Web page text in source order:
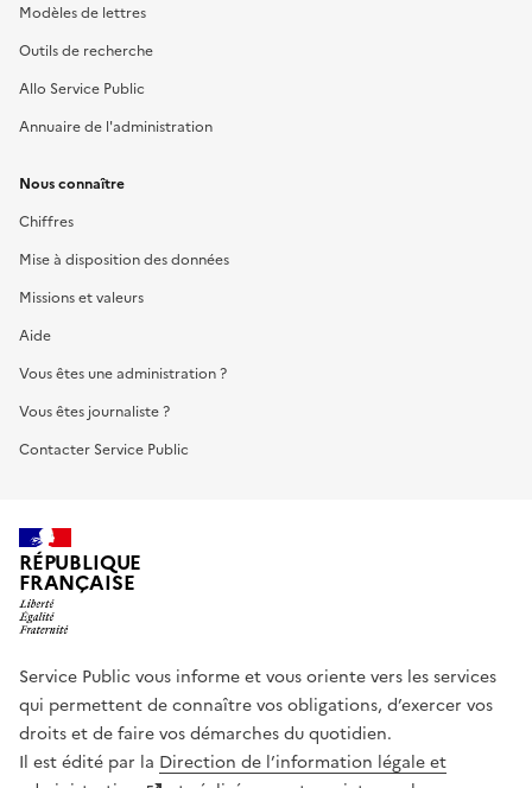
Modèles de lettres
Outils de recherche
Allo Service Public
Annuaire de l'administration
Nous connaître
Chiffres
Mise à disposition des données
Missions et valeurs
Aide
Vous êtes une administration ?
Vous êtes journaliste ?
Contacter Service Public
RÉPUBLIQUE
FRANÇAISE
Service Public vous informe et vous oriente vers les services
qui permettent de connaître vos obligations, d’exercer vos
droits et de faire vos démarches du quotidien.
Il est édité par la Direction de l’information légale et